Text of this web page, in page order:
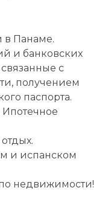
Панаме.
и банковских
с
получением
паспорта.
и испанском
недвижимости!